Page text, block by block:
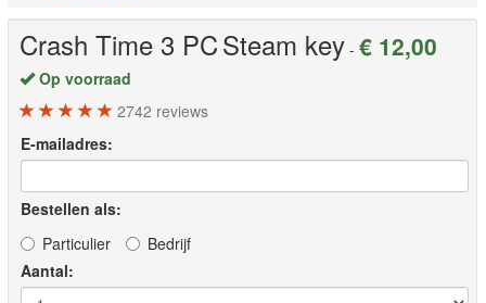
Crash Time 3 PCSteam key - € 12,00
Op voorraad
2742 reviews
E-mailadres:
Bestellen als:
Particulier
Bedrijf
Aantal: